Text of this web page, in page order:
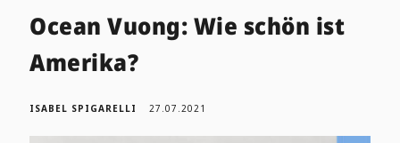
Ocean Vuong: Wie schön ist
Amerika?
ISABEL SPIGARELLI 27.07.2021